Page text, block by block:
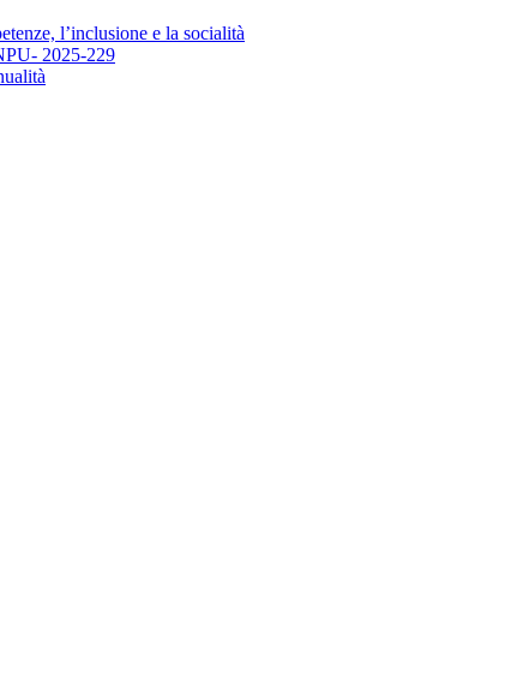
l’inclusione e la socialità
2025-229